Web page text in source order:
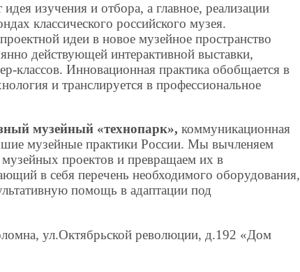
изучения и отбора, а главное, реализации
классического российского музея.
идеи в новое музейное пространство
действующей интерактивной выставки,
классов. Инновационная практика обобщается в
и транслируется в профессиональное
музейный «технопарк»,коммуникационная
музейные практики России. Мы вычленяем
проектов и превращаем их в
в себя перечень необходимого оборудования,
помощь в адаптации под
ул.Октябрьской революции, д.192 «Дом